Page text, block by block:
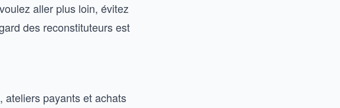
aller plus loin, évitez
des reconstituteurs est
ateliers payants et achats